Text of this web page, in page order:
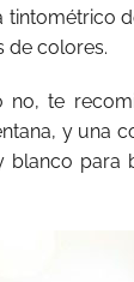
tintométrico
de colores.
te
y una
para